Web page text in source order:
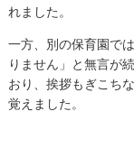
れました。
一方、別の保育園で
りません」と無言が
おり、挨拶もぎこち
覚えました。